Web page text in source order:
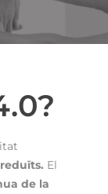
El
de la